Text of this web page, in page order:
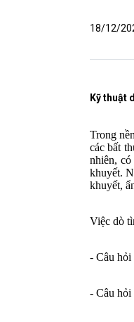
18/12/
Kỹ thuật
Trong
các bất
nhiên,
khuyết.
khuyết,
Việc dò
- Câu hỏi
- Câu hỏi